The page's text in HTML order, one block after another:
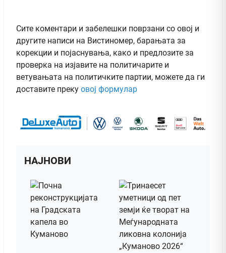
Сите коментари и забелешки поврзани со овој и
другите написи на Вистиномер, барањата за
корекции и појаснувања, како и предлозите за
проверка на изјавите на политичарите и
ветувањата на политичките партии, можете да ги
доставите преку овој формулар
НАЈНОВИ